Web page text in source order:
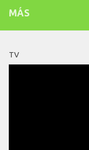
MÁS
TV